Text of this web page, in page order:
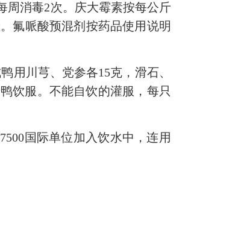
周消毒2次。庆大霉素按每公斤
氟哌酸预混剂按药品使用说明
川芎、党参各15克，滑石、
饮服。不能自饮的灌服，每只
国际单位加入饮水中，连用